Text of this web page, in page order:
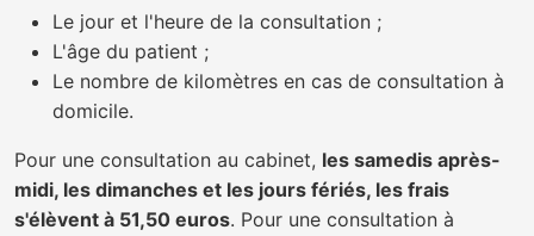
Le jour et l'heure de la consultation ;
L'âge du patient ;
Le nombre de kilomètres en cas de consultation à
domicile.
Pour une consultation au cabinet, les samedis après-
midi, les dimanches et les jours fériés, les frais
s'élèvent à 51,50 euros. Pour une consultation à